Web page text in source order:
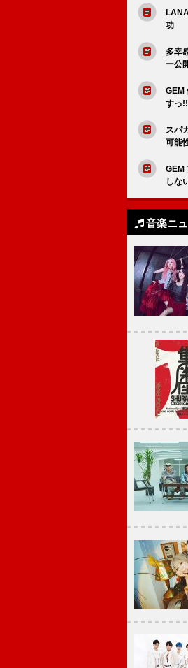
功
多幸
ー公
GEM
すっ!!
スパ
可能
GEM
しな
音楽ニ